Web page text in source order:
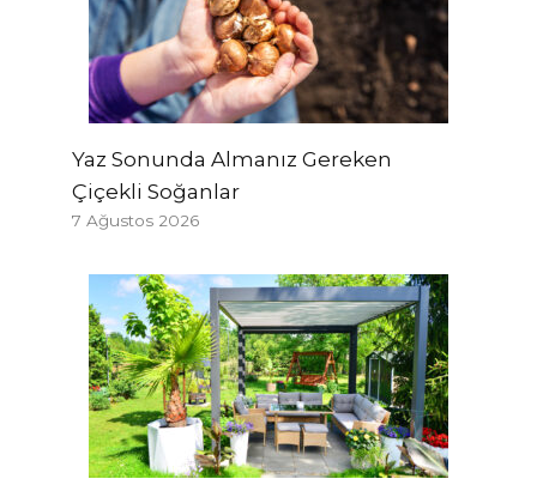
Yaz Sonunda Almanız Gereken
Çiçekli Soğanlar
7 Ağustos 2026